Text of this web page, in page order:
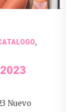
,
Nuevo